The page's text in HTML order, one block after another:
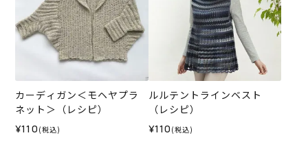
カーディガン＜モヘヤプラ
ネット＞（レシピ）
¥110 (税込)
ルルテントラインベスト
（レシピ）
¥110 (税込)